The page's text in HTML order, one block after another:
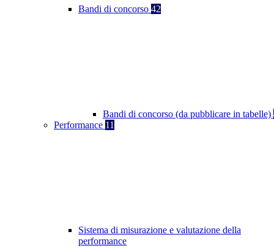
Bandi di concorso 42
Bandi di concorso (da pubblicare in tabelle)
Performance 11
Sistema di misurazione e valutazione della
performance